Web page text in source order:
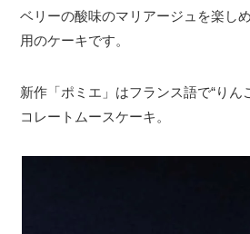
ベリーの酸味のマリアージュを楽し
用のケーキです。
新作「ポミエ」はフランス語で“りん
コレートムースケーキ。